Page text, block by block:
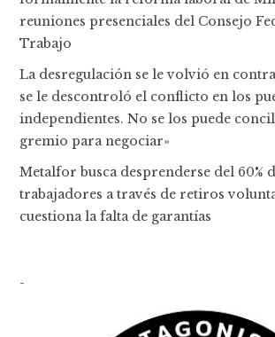
reuniones presenciales del Consejo
Trabajo
La desregulación se le volvió en
se le descontroló el conflicto en los
independientes. No se los puede
gremio para negociar»
Metalfor busca desprenderse del 60%
trabajadores a través de retiros
cuestiona la falta de garantías
-